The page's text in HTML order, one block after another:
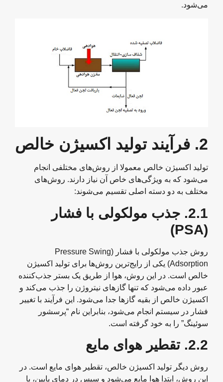
می‌شود.
2. فرآیند تولید اکسیژن خالص
تولید اکسیژن خالص معمولا از روش‌های مختلفی انجام
می‌شود که به ویژگی‌های خاص آن نیاز دارند. روش‌های
مختلف به دو دسته اصلی تقسیم می‌شوند:
2.1.
جذب مولکولی با فشار
(PSA)
روش جذب مولکولی با فشار (Pressure Swing
Adsorption) یکی از رایج‌ترین روش‌ها برای تولید اکسیژن
خالص است. در این روش، هوا از طریق یک بستر جذب‌کننده
عبور داده می‌شود که تنها گازهای نیتروژن را جذب می‌کند و
اکسیژن خالص از بقیه گازها جدا می‌شود. این فرآیند با تغییر
فشار در سیستم انجام می‌شود، بنابراین نام “پرسشور
سوئینگ” را به خود گرفته است.
2.2. تقطیر هوای مایع
روش دیگر تولید اکسیژن خالص، تقطیر هوای مایع است. در
این روش، ابتدا هوا مایع می‌شود و سپس در دمای پایین، با